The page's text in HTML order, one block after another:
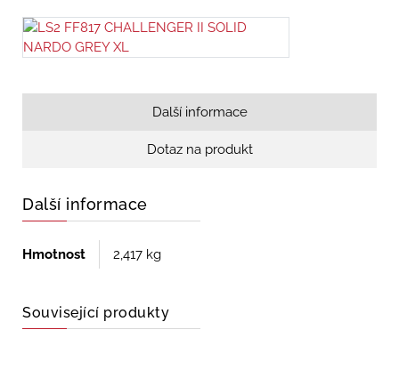
Další informace
Dotaz na produkt
Další informace
Hmotnost 2,417 kg
Související produkty